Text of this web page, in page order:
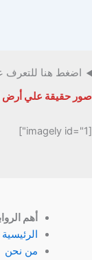
اضغط هنا للتعرف
صور حقيقة علي أرض
[imagely id="1"]
أهم
الرئيسية
من نحن